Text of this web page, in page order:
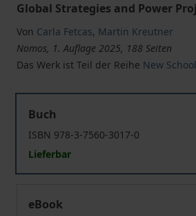
Global Strategies and Power
Von Carla Fetcas, Martin Kreutner
Nomos, 1. Auflage 2025, 188 Seiten
Das Werk ist Teil der Reihe New
Buch
ISBN 978-3-7560-3017-0
Lieferbar
eBook